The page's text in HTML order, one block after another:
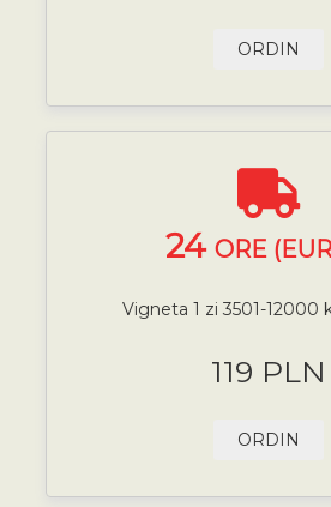
ORDIN
24 ORE
Vigneta 1 zi 3501-12000
119 PLN
ORDIN